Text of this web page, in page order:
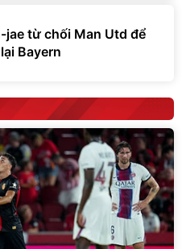
jae từ chối Man Utd để
Bayern